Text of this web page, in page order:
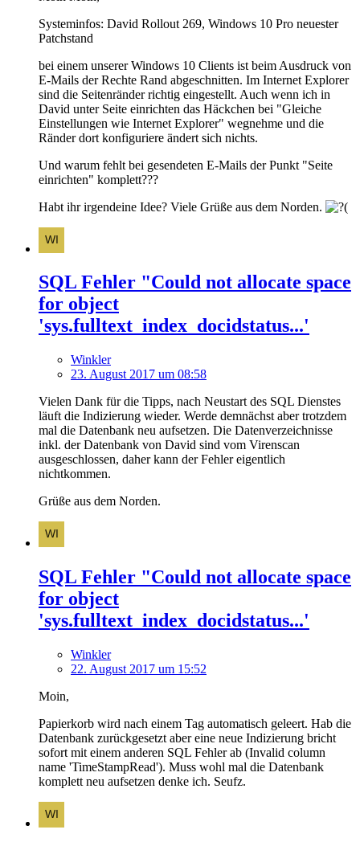
Systeminfos: David Rollout 269, Windows 10 Pro neuester
Patchstand
bei einem unserer Windows 10 Clients ist beim Ausdruck von
E-Mails der Rechte Rand abgeschnitten. Im Internet Explorer
sind die Seitenränder richtig eingestellt. Auch wenn ich in
David unter Seite einrichten das Häckchen bei "Gleiche
Einstellungen wie Internet Explorer" wegnehme und die
Ränder dort konfiguriere ändert sich nichts.
Und warum fehlt bei gesendeten E-Mails der Punkt "Seite
einrichten" komplett???
Habt ihr irgendeine Idee? Viele Grüße aus dem Norden.
SQL Fehler "Could not allocate space
for object
'sys.fulltext_index_docidstatus...'
Winkler
23. August 2017 um 08:58
Vielen Dank für die Tipps, nach Neustart des SQL Dienstes
läuft die Indizierung wieder. Werde demnächst aber trotzdem
mal die Datenbank neu aufsetzen. Die Datenverzeichnisse
inkl. der Datenbank von David sind vom Virenscan
ausgeschlossen, daher kann der Fehler eigentlich
nichtkommen.
Grüße aus dem Norden.
SQL Fehler "Could not allocate space
for object
'sys.fulltext_index_docidstatus...'
Winkler
22. August 2017 um 15:52
Moin,
Papierkorb wird nach einem Tag automatisch geleert. Hab die
Datenbank zurückgesetzt aber eine neue Indizierung bricht
sofort mit einem anderen SQL Fehler ab (Invalid column
name 'TimeStampRead'). Muss wohl mal die Datenbank
komplett neu aufsetzen denke ich. Seufz.